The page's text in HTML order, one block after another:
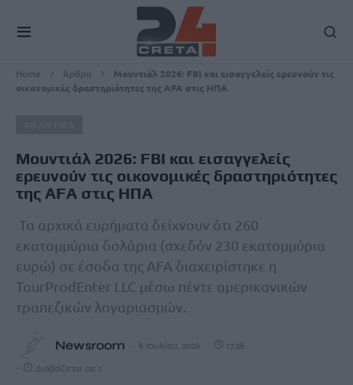
Home Άρθρα
Μουντιάλ 2026: FBI και εισαγγελείς ερευνούν τις
οικονομικές δραστηριότητες της AFA στις ΗΠΑ
Μουντιάλ 2026: FBI και εισαγγελείς
ερευνούν τις οικονομικές δραστηριότητες
της AFA στις ΗΠΑ
Τα αρχικά ευρήματα δείχνουν ότι 260
εκατομμύρια δολάρια (σχεδόν 230 εκατομμύρια
ευρώ) σε έσοδα της AFA διαχειρίστηκε η
TourProdEnter LLC μέσω πέντε αμερικανικών
τραπεζικών λογαριασμών.
Newsroom 8 Ιουλίου, 2026 17:28
Διαβάζεται σε 1'